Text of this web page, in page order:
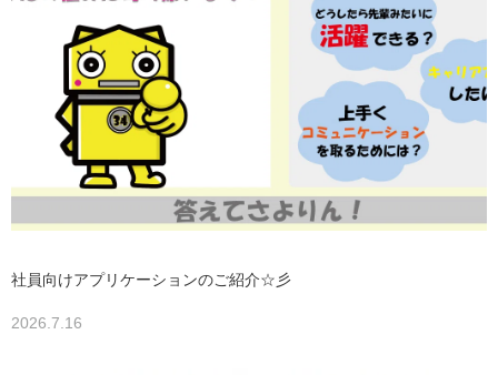
社員向けアプリケーションのご紹介☆彡
2026.7.16